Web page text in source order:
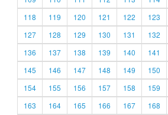
118
119 120 121 122 123
127
128 129 130 131 132
136
137 138 139 140 141
145
146 147 148 149 150
154
155 156 157 158 159
163
164 165 166 167 168